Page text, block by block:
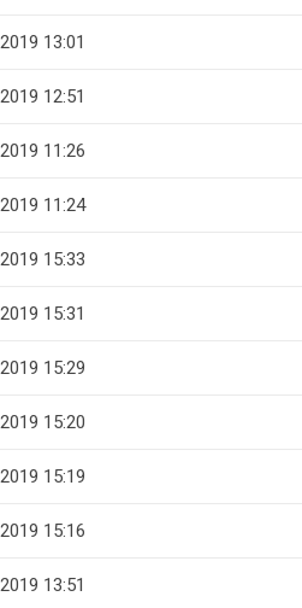
13:01
12:51
11:26
11:24
15:33
15:31
15:29
15:20
15:19
15:16
13:51